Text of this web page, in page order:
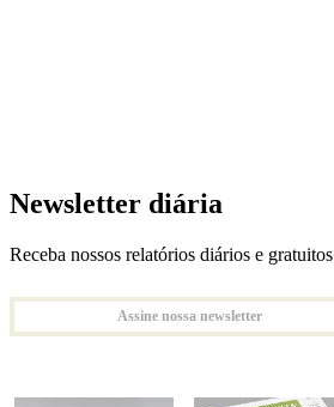
Newsletter diária
Receba nossos relatórios diários e gratuitos
Assine nossa newsletter